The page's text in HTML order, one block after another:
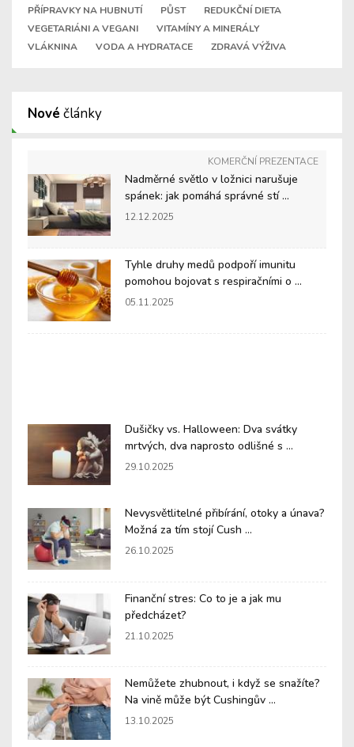
PŘÍPRAVKY NA HUBNUTÍ
PŮST
REDUKČNÍ DIETA
VEGETARIÁNI A VEGANI
VITAMÍNY A MINERÁLY
VLÁKNINA
VODA A HYDRATACE ZDRAVÁ VÝŽIVA
Nové články
KOMERČNÍ PREZENTACE
Nadměrné světlo v ložnici narušuje
spánek: jak pomáhá správné stí ...
12.12.2025
Tyhle druhy medů podpoří imunitu
pomohou bojovat s respiračními o ...
05.11.2025
Dušičky vs. Halloween: Dva svátky
mrtvých, dva naprosto odlišné s ...
29.10.2025
Nevysvětlitelné přibírání, otoky a únava?
Možná za tím stojí Cush ...
26.10.2025
Finanční stres: Co to je a jak mu
předcházet?
21.10.2025
Nemůžete zhubnout, i když se snažíte?
Na vině může být Cushingův ...
13.10.2025